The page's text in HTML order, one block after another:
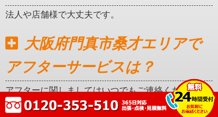
法人や店舗様で大丈夫です。
大阪府門真市桑才エリアで
アフターサービスは？
アフターに関しましてはいつでもご連絡ください。